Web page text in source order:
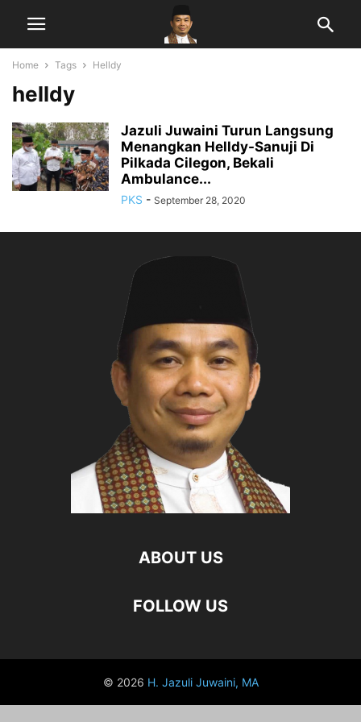
Home Tags Helldy
helldy
Jazuli Juwaini Turun Langsung
Menangkan Helldy-Sanuji Di
Pilkada Cilegon, Bekali
Ambulance...
PKS - September 28, 2020
ABOUT US
FOLLOW US
© 2026 H. Jazuli Juwaini, MA